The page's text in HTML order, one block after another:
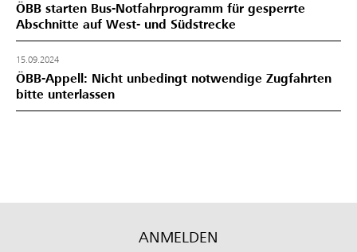
ÖBB starten Bus-Notfahrprogramm für gesperrte
Abschnitte auf West- und Südstrecke
15.09.2024
ÖBB-Appell: Nicht unbedingt notwendige Zugfahrten
bitte unterlassen
ANMELDEN